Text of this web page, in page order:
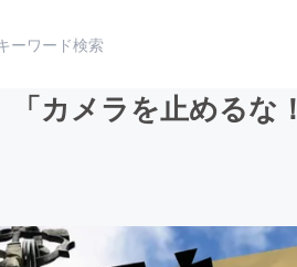
「カメラを止める